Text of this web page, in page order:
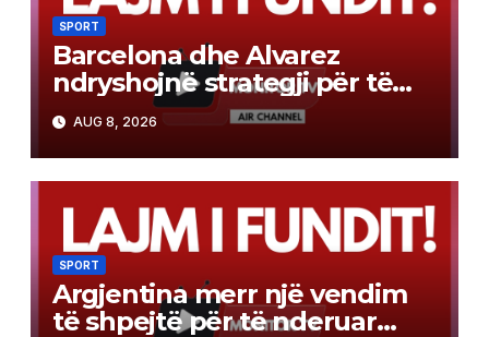
SPORT
Barcelona dhe Alvarez
ndryshojnë strategji për të
bërë realitet transferimin e
bujshëm. Do të luhet në dy
drejtime
AUG 8, 2026
SPORT
Argjentina merr një vendim
të shpejtë për të nderuar